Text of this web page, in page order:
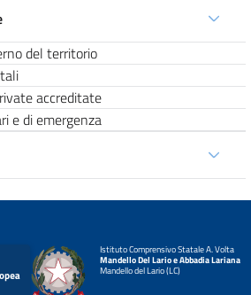
del territorio
accreditate
e di emergenza
Istituto Comprensivo Statale A. Volta
Mandello Del Lario e Abbadia Lariana
Mandello del Lario (LC)